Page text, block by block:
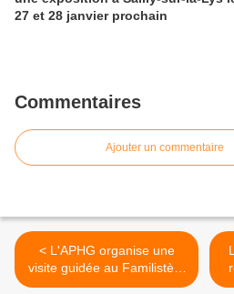
27 et 28 janvier prochain
Commentaires
Ajouter un commentaire
< L'APHG organise une
visite guidée au Familistère
de Guise le 22 septembre